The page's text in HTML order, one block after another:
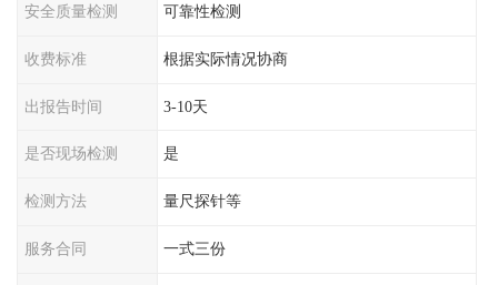
安全质量检测 可靠性检测
收费标准 根据实际情况协商
出报告时间 3-10天
是否现场检测 是
检测方法 量尺探针等
服务合同 一式三份